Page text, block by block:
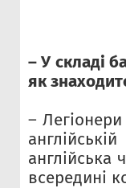
– У складі
як
–
англійська
всередині